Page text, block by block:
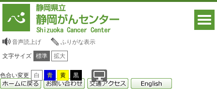
音声読上げ ふりがな表示
文字サイズ 標準 拡大
色合い変更 白 青 黄 黒